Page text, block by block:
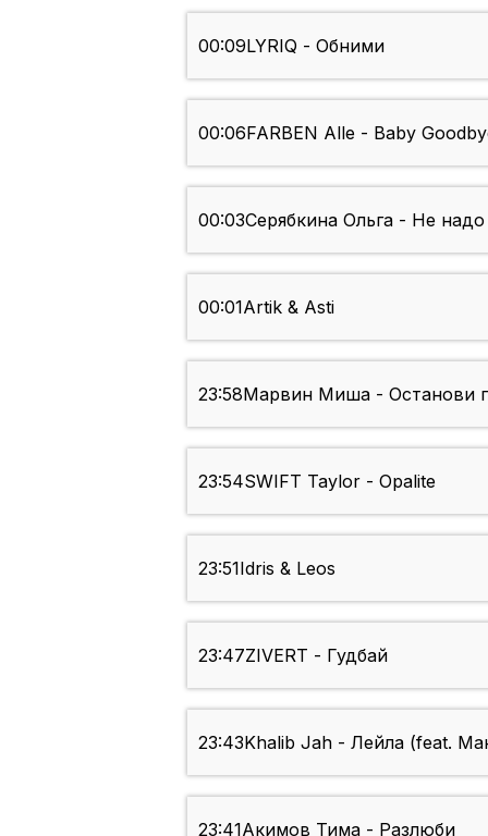
00:09LYRIQ - Обними
00:06FARBEN Alle - Baby
00:03Серябкина Ольга - Не
00:01Artik & Asti
23:58Марвин Миша - Останови
23:54SWIFT Taylor - Opalite
23:51Idris & Leos
23:47ZIVERT - Гудбай
23:43Khalib Jah - Лейла (feat.
23:41Акимов Тима - Разлюби